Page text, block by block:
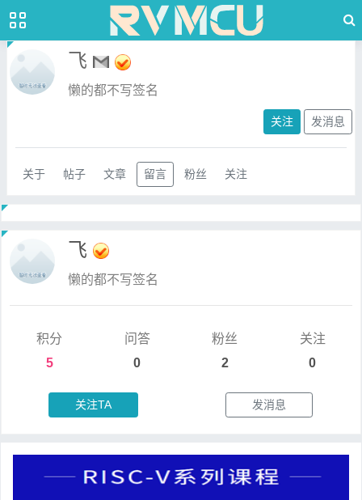
飞
懒的都不写签名
关注 发消息
关于 帖子 文章 留言 粉丝 关注
飞
懒的都不写签名
积分
5
问答
0
粉丝
2
关注
0
关注TA 发消息